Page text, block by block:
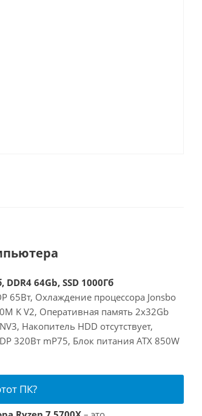
64Gb, SSD 1000Гб
65Вт, Охлаждение процессора Jonsbo
K V2, Оперативная память 2x32Gb
Накопитель HDD отсутствует,
320Вт mP75, Блок питания ATX 850W
ПК?